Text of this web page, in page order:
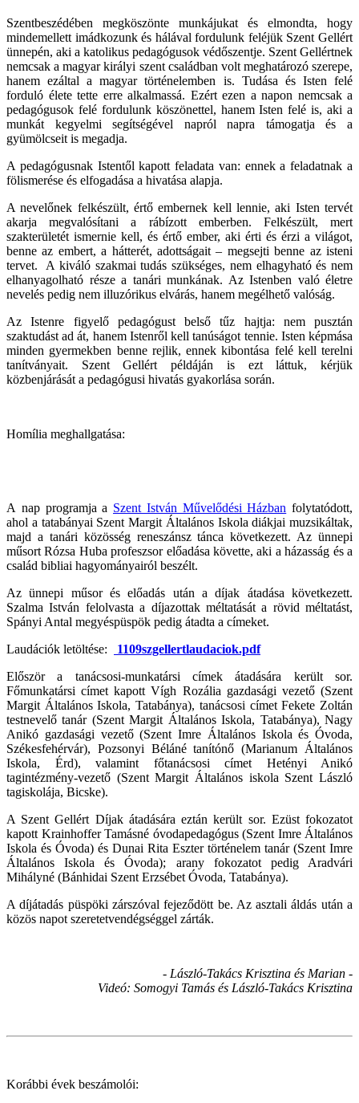
Szentbeszédében megköszönte munkájukat és elmondta, hogy
mindemellett imádkozunk és hálával fordulunk feléjük Szent Gellért
ünnepén, aki a katolikus pedagógusok védőszentje. Szent Gellértnek
nemcsak a magyar királyi szent családban volt meghatározó szerepe,
hanem ezáltal a magyar történelemben is. Tudása és Isten felé
forduló élete tette erre alkalmassá. Ezért ezen a napon nemcsak a
pedagógusok felé fordulunk köszönettel, hanem Isten felé is, aki a
munkát kegyelmi segítségével napról napra támogatja és a
gyümölcseit is megadja.
A pedagógusnak Istentől kapott feladata van: ennek a feladatnak a
fölismerése és elfogadása a hivatása alapja.
A nevelőnek felkészült, értő embernek kell lennie, aki Isten tervét
akarja megvalósítani a rábízott emberben. Felkészült, mert
szakterületét ismernie kell, és értő ember, aki érti és érzi a világot,
benne az embert, a hátterét, adottságait – megsejti benne az isteni
tervet. A kiváló szakmai tudás szükséges, nem elhagyható és nem
elhanyagolható része a tanári munkának. Az Istenben való életre
nevelés pedig nem illuzórikus elvárás, hanem megélhető valóság.
Az Istenre figyelő pedagógust belső tűz hajtja: nem pusztán
szaktudást ad át, hanem Istenről kell tanúságot tennie. Isten képmása
minden gyermekben benne rejlik, ennek kibontása felé kell terelni
tanítványait. Szent Gellért példáján is ezt láttuk, kérjük
közbenjárását a pedagógusi hivatás gyakorlása során.
Homília meghallgatása:
A nap programja a Szent István Művelődési Házban folytatódott,
ahol a tatabányai Szent Margit Általános Iskola diákjai muzsikáltak,
majd a tanári közösség reneszánsz tánca következett. Az ünnepi
műsort Rózsa Huba profeszsor előadása követte, aki a házasság és a
család bibliai hagyományairól beszélt.
Az ünnepi műsor és előadás után a díjak átadása következett.
Szalma István felolvasta a díjazottak méltatását a rövid méltatást,
Spányi Antal megyéspüspök pedig átadta a címeket.
Laudációk letöltése:
1109szgellertlaudaciok.pdf
Először a tanácsosi-munkatársi címek átadására került sor.
Főmunkatársi címet kapott Vígh Rozália gazdasági vezető (Szent
Margit Általános Iskola, Tatabánya), tanácsosi címet Fekete Zoltán
testnevelő tanár (Szent Margit Általános Iskola, Tatabánya), Nagy
Anikó gazdasági vezető (Szent Imre Általános Iskola és Óvoda,
Székesfehérvár), Pozsonyi Béláné tanítónő (Marianum Általános
Iskola, Érd), valamint főtanácsosi címet Hetényi Anikó
tagintézmény-vezető (Szent Margit Általános iskola Szent László
tagiskolája, Bicske).
A Szent Gellért Díjak átadására eztán került sor. Ezüst fokozatot
kapott Krainhoffer Tamásné óvodapedagógus (Szent Imre Általános
Iskola és Óvoda) és Dunai Rita Eszter történelem tanár (Szent Imre
Általános Iskola és Óvoda); arany fokozatot pedig Aradvári
Mihályné (Bánhidai Szent Erzsébet Óvoda, Tatabánya).
A díjátadás püspöki zárszóval fejeződött be. Az asztali áldás után a
közös napot szeretetvendégséggel zárták.
- László-Takács Krisztina és Marian -
Videó: Somogyi Tamás és László-Takács Krisztina
Korábbi évek beszámolói: